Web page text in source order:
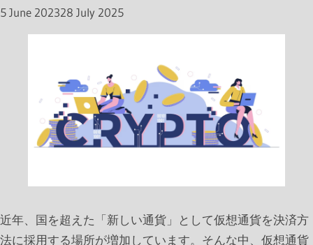
5 June 202328 July 2025
近年、国を超えた「新しい通貨」として仮想通貨を決済方
法に採用する場所が増加しています。そんな中、仮想通貨